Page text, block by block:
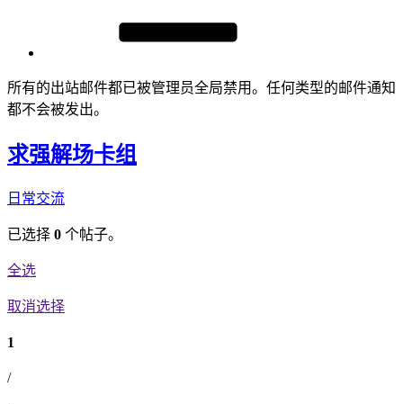
所有的出站邮件都已被管理员全局禁用。任何类型的邮件通知
都不会被发出。
求强解场卡组
日常交流
已选择 0 个帖子。
全选
取消选择
1
/